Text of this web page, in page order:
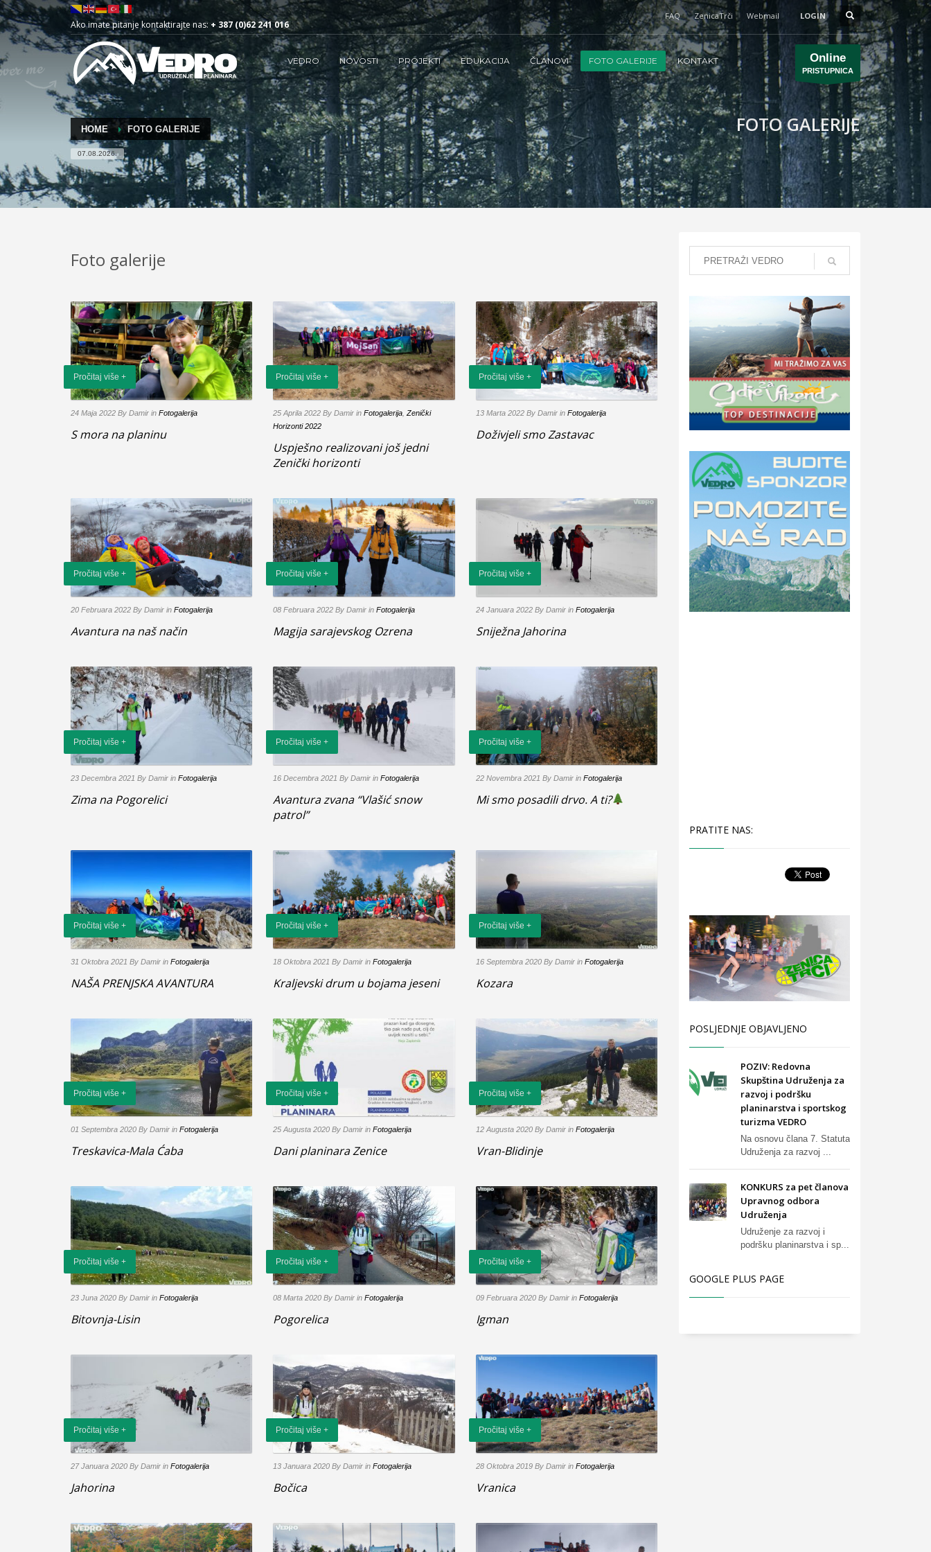
Ako imate pitanje kontaktirajte nas: + 387 (0)62 241 016
FAQ ZenicaTrči Webmail LOGIN
VEDRO NOVOSTI PROJEKTI EDUKACIJA ČLANOVI FOTO GALERIJE KONTAKT Online
PRISTUPNICA
HOME FOTO GALERIJE
07.08.2026.
FOTO GALERIJE
Foto galerije
Pročitaj više +
24 Maja 2022 By Damir in Fotogalerija
S mora na planinu
Pročitaj više +
25 Aprila 2022 By Damir inFotogalerija ,Zenički
Horizonti 2022
Uspješno realizovani još jedni
Zenički horizonti
Pročitaj više +
13 Marta 2022 By Damir in Fotogalerija
Doživjeli smo Zastavac
Pročitaj više +
20 Februara 2022 By Damir in Fotogalerija
Avantura na naš način
Pročitaj više +
08 Februara 2022 By Damir inFotogalerija
Magija sarajevskog Ozrena
Pročitaj više +
24 Januara 2022 By Damir in Fotogalerija
Sniježna Jahorina
Pročitaj više +
23 Decembra 2021 By Damir in Fotogalerija
Zima na Pogorelici
Pročitaj više +
16 Decembra 2021 By Damir inFotogalerija
Avantura zvana “Vlašić snow
patrol”
Pročitaj više +
22 Novembra 2021 By Damir in Fotogalerija
Mi smo posadili drvo. A ti?
Pročitaj više +
31 Oktobra 2021 By Damir in Fotogalerija
NAŠA PRENJSKA AVANTURA
Pročitaj više +
18 Oktobra 2021 By Damir inFotogalerija
Kraljevski drum u bojama jeseni
Pročitaj više +
16 Septembra 2020 By Damir in Fotogalerija
Kozara
Pročitaj više +
01 Septembra 2020 By Damir in Fotogalerija
Treskavica-Mala Ćaba
Pročitaj više +
25 Augusta 2020 By Damir inFotogalerija
Dani planinara Zenice
Pročitaj više +
12 Augusta 2020 By Damir in Fotogalerija
Vran-Blidinje
Pročitaj više +
23 Juna 2020 By Damir in Fotogalerija
Bitovnja-Lisin
Pročitaj više +
08 Marta 2020 By Damir inFotogalerija
Pogorelica
Pročitaj više +
09 Februara 2020 By Damir in Fotogalerija
Igman
Pročitaj više +
27 Januara 2020 By Damir in Fotogalerija
Jahorina
Pročitaj više +
13 Januara 2020 By Damir inFotogalerija
Bočica
Pročitaj više +
28 Oktobra 2019 By Damir in Fotogalerija
Vranica
PRATITE NAS:
POSLJEDNJE OBJAVLJENO
POZIV: Redovna
Skupština Udruženja za
razvoj i podršku
planinarstva i sportskog
turizma VEDRO
Na osnovu člana 7. Statuta
Udruženja za razvoj ...
KONKURS za pet članova
Upravnog odbora
Udruženja
Udruženje za razvoj i
podršku planinarstva i sp...
GOOGLE PLUS PAGE